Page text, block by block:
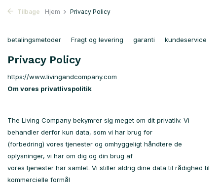
Tilbage Hjem Privacy Policy
betalingsmetoder Fragt og levering garanti kundeservice
Privacy Policy
https://www.livingandcompany.com
Om vores privatlivspolitik
The Living Company bekymrer sig meget om dit privatliv. Vi
behandler derfor kun data, som vi har brug for
(forbedring) vores tjenester og omhyggeligt håndtere de
oplysninger, vi har om dig og din brug af
vores tjenester har samlet. Vi stiller aldrig dine data til rådighed til
kommercielle formål